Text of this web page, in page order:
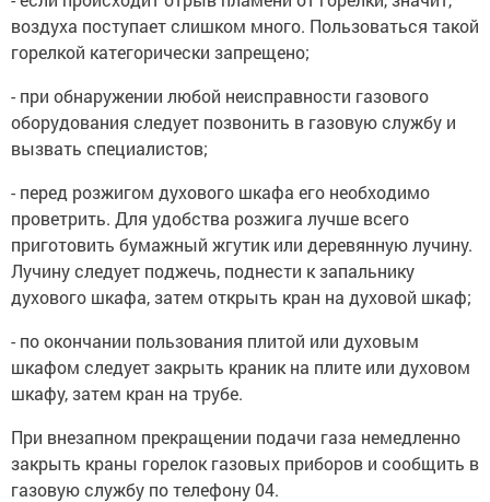
воздуха поступает слишком много. Пользоваться такой
горелкой категорически запрещено;
- при обнаружении любой неисправности газового
оборудования следует позвонить в газовую службу и
вызвать специалистов;
- перед розжигом духового шкафа его необходимо
проветрить. Для удобства розжига лучше всего
приготовить бумажный жгутик или деревянную лучину.
Лучину следует поджечь, поднести к запальнику
духового шкафа, затем открыть кран на духовой шкаф;
- по окончании пользования плитой или духовым
шкафом следует закрыть краник на плите или духовом
шкафу, затем кран на трубе.
При внезапном прекращении подачи газа немедленно
закрыть краны горелок газовых приборов и сообщить в
газовую службу по телефону 04.